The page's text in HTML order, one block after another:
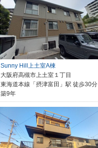
Sunny Hill上土室A棟
大阪府高槻市上土室１丁目
東海道本線「摂津富田」駅 徒歩30分
築9年